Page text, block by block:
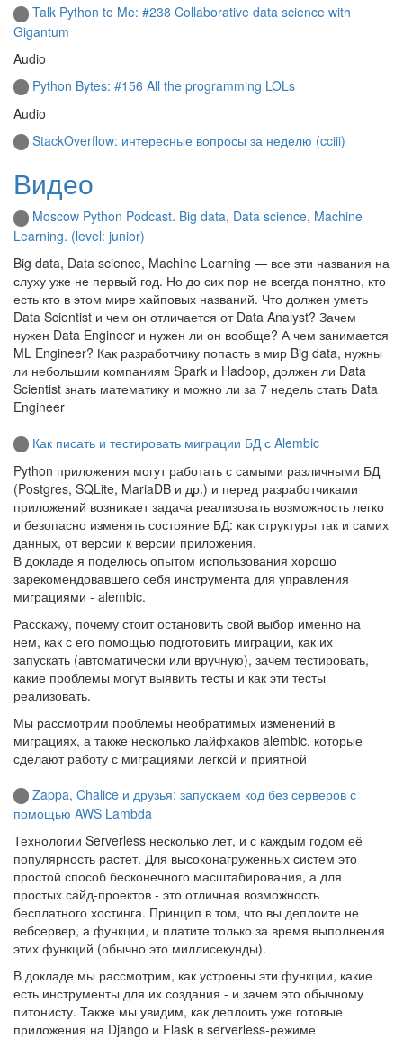
Talk Python to Me: #238 Collaborative data science with
Gigantum
Audio
Python Bytes: #156 All the programming LOLs
Audio
StackOverflow: интересные вопросы за неделю (cciii)
Видео
Moscow Python Podcast. Big data, Data science, Machine
Learning. (level: junior)
Big data, Data science, Machine Learning — все эти названия на
слуху уже не первый год. Но до сих пор не всегда понятно, кто
есть кто в этом мире хайповых названий. Что должен уметь
Data Scientist и чем он отличается от Data Analyst? Зачем
нужен Data Engineer и нужен ли он вообще? А чем занимается
ML Engineer? Как разработчику попасть в мир Big data, нужны
ли небольшим компаниям Spark и Hadoop, должен ли Data
Scientist знать математику и можно ли за 7 недель стать Data
Engineer
Как писать и тестировать миграции БД с Alembic
Python приложения могут работать с самыми различными БД
(Postgres, SQLite, MariaDB и др.) и перед разработчиками
приложений возникает задача реализовать возможность легко
и безопасно изменять состояние БД: как структуры так и самих
данных, от версии к версии приложения.
В докладе я поделюсь опытом использования хорошо
зарекомендовавшего себя инструмента для управления
миграциями - alembic.
Расскажу, почему стоит остановить свой выбор именно на
нем, как с его помощью подготовить миграции, как их
запускать (автоматически или вручную), зачем тестировать,
какие проблемы могут выявить тесты и как эти тесты
реализовать.
Мы рассмотрим проблемы необратимых изменений в
миграциях, а также несколько лайфхаков alembic, которые
сделают работу с миграциями легкой и приятной
Zappa, Chalice и друзья: запускаем код без серверов с
помощью AWS Lambda
Технологии Serverless несколько лет, и с каждым годом её
популярность растет. Для высоконагруженных систем это
простой способ бесконечного масштабирования, а для
простых сайд-проектов - это отличная возможность
бесплатного хостинга. Принцип в том, что вы деплоите не
вебсервер, а функции, и платите только за время выполнения
этих функций (обычно это миллисекунды).
В докладе мы рассмотрим, как устроены эти функции, какие
есть инструменты для их создания - и зачем это обычному
питонисту. Также мы увидим, как деплоить уже готовые
приложения на Django и Flask в serverless-режиме